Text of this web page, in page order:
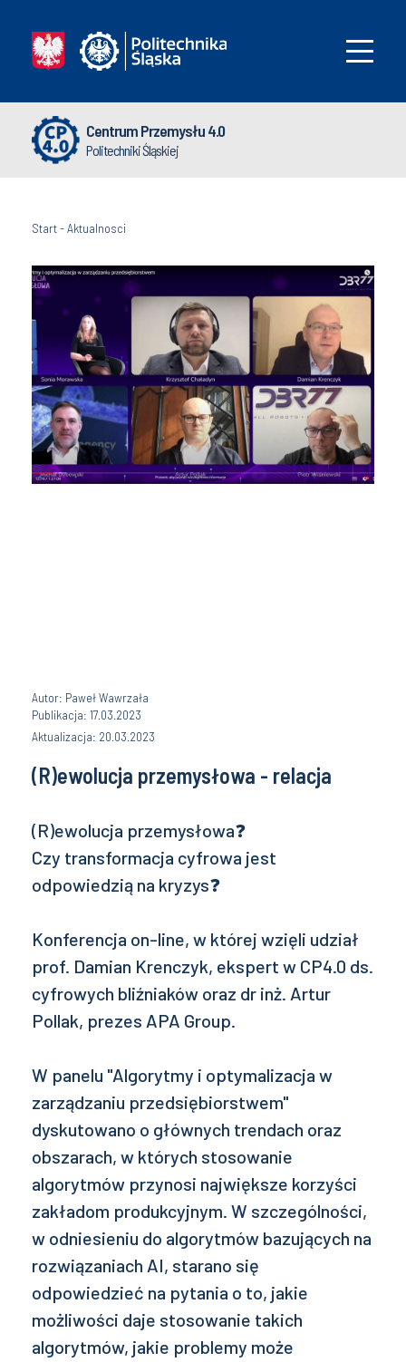
Centrum Przemysłu 4.0
Politechniki Śląskiej
Start-Aktualnosci
Autor: Paweł Wawrzała
Publikacja: 17.03.2023
Aktualizacja: 20.03.2023
(R)ewolucja przemysłowa - relacja
(R)ewolucja przemysłowa❓
Czy transformacja cyfrowa jest
odpowiedzią na kryzys❓
Konferencja on-line, w której wzięli udział
prof. Damian Krenczyk, ekspert w CP4.0 ds.
cyfrowych bliźniaków oraz dr inż. Artur
Pollak, prezes APA Group.
W panelu "Algorytmy i optymalizacja w
zarządzaniu przedsiębiorstwem"
dyskutowano o głównych trendach oraz
obszarach, w których stosowanie
algorytmów przynosi największe korzyści
zakładom produkcyjnym. W szczególności,
w odniesieniu do algorytmów bazujących na
rozwiązaniach AI, starano się
odpowiedzieć na pytania o to, jakie
możliwości daje stosowanie takich
algorytmów, jakie problemy może